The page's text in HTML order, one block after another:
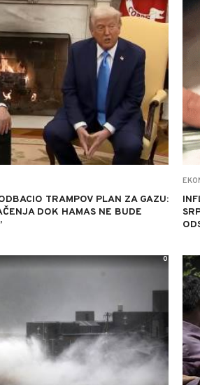
TRAMPOV PLAN ZA GAZU:
DOK HAMAS NE BUDE
0